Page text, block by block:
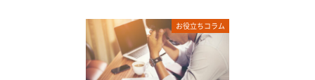
お役立ちコラム